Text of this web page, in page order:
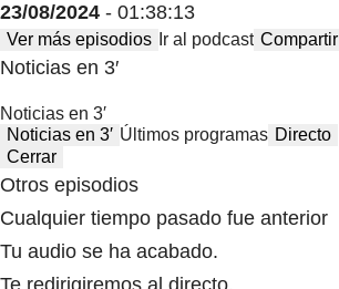
23/08/2024 - 01:38:13
Ver más episodios Ir al podcast Compartir
Noticias en 3′
Noticias en 3′
Noticias en 3′ Últimos programas Directo
Cerrar
Otros episodios
Cualquier tiempo pasado fue anterior
Tu audio se ha acabado.